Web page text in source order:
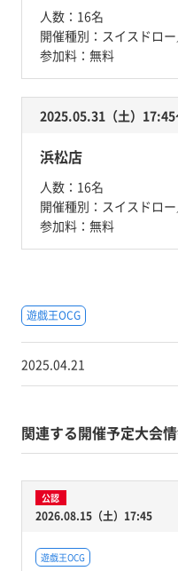
人数： 16名
開催種別： スイスドロ
参加料： 無料
2025.05.31（土）17:45
浜松店
人数： 16名
開催種別： スイスドロ
参加料： 無料
遊戯王OCG
2025.04.21
関連する開催予定大会
公認
2026.08.15（土）17:45
遊戯王OCG